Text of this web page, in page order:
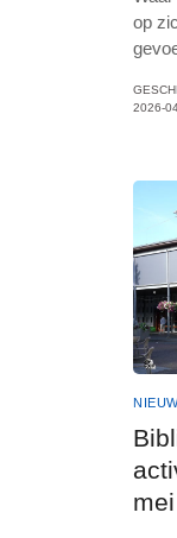
op
2026-
mei